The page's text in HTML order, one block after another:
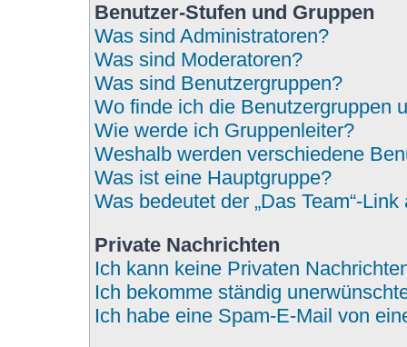
Benutzer-Stufen und Gruppen
Was sind Administratoren?
Was sind Moderatoren?
Was sind Benutzergruppen?
Wo finde ich die Benutzergruppen
Wie werde ich Gruppenleiter?
Weshalb werden verschiedene
Was ist eine Hauptgruppe?
Was bedeutet der „Das Team“-
Private Nachrichten
Ich kann keine Privaten
Ich bekomme ständig
Ich habe eine Spam-E-Mail von